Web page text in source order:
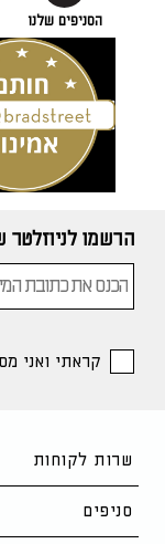
הסניפים שלנו
הרשמו לניוזלטר
קראתי ואני
שרות לקוחות
צור קשר
סניפים